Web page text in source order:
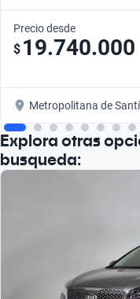
Precio desde
$ 19.740.000
Metropolitana de
Explora otras
busqueda: